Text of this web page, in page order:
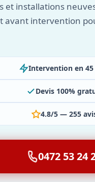
et installations
avant intervention
Intervention en
Devis 100%
4.8/5 — 255
0472 53 24